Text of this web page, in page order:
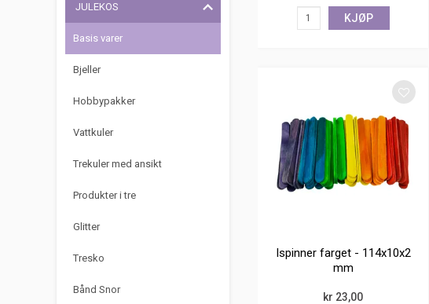
JULEKOS
Basis varer
Bjeller
Hobbypakker
Vattkuler
Trekuler med ansikt
Produkter i tre
Glitter
Tresko
Bånd Snor
KJØP
Ispinner farget - 114x10x2
mm
kr 23,00